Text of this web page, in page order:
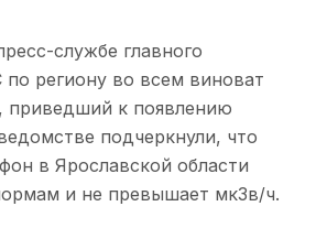
службе главного
региону во всем виноват
приведший к появлению
подчеркнули, что
в Ярославской области
и не превышает мкЗв/ч.